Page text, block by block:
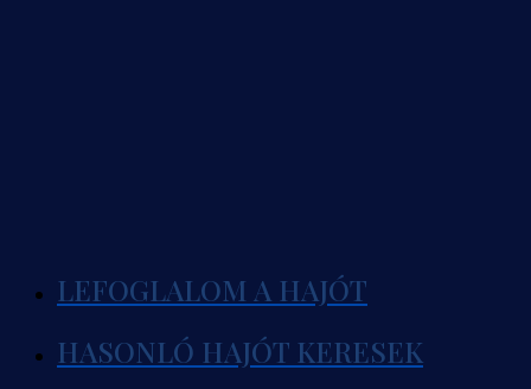
LEFOGLALOM A HAJÓT
HASONLÓ HAJÓT KERESEK